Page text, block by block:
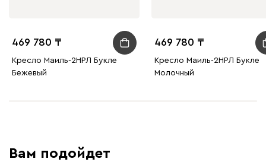
469 780
Кресло Маиль-2НРЛ Букле
Бежевый
469 780
Кресло Маиль-2НРЛ Букле
Молочный
Вам подойдет